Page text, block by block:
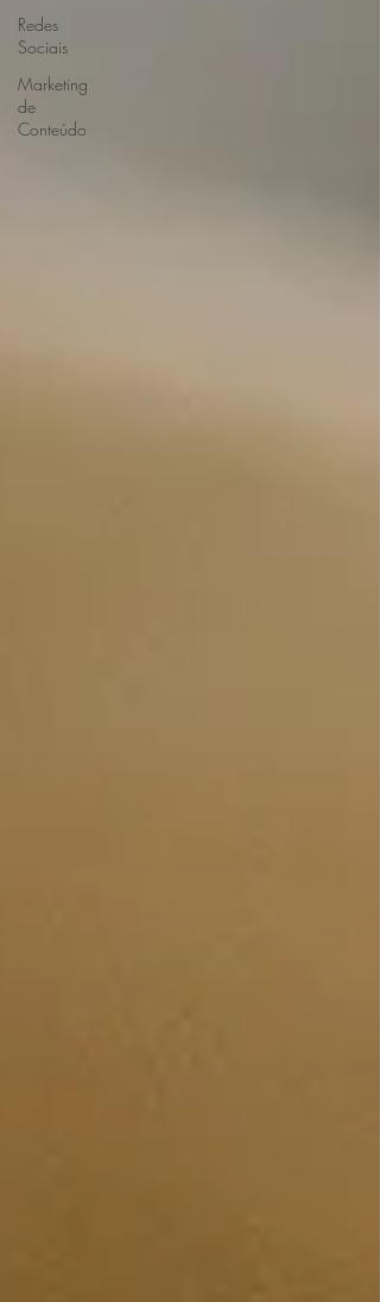
Redes
Sociais
Marketing
de
Conteúdo